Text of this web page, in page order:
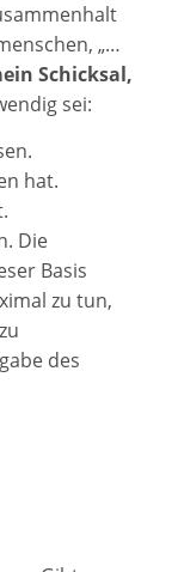
„…
Schicksal,
sei:
hat.
Die
Basis
zu tun,
zu
des